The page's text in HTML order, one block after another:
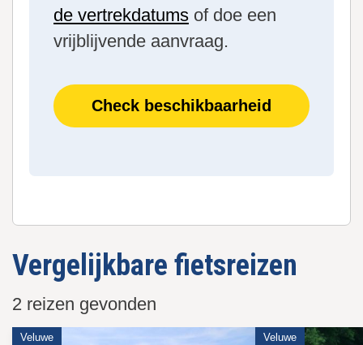
de vertrekdatums of doe een
vrijblijvende aanvraag.
Check beschikbaarheid
Vergelijkbare fietsreizen
2 reizen gevonden
Veluwe Veluwe